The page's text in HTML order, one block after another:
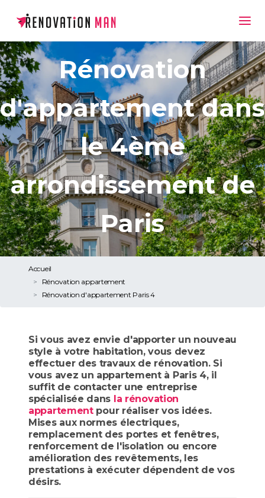
Rénovation
d'appartement dans
le 4ème
arrondissement de
Paris
Accueil
Rénovation appartement
Rénovation d'appartement Paris 4
Si vous avez envie d'apporter un nouveau
style à votre habitation, vous devez
effectuer des travaux de rénovation. Si
vous avez un appartement à Paris 4, il
suffit de contacter une entreprise
spécialisée dans la rénovation
appartementpour réaliser vos idées.
Mises aux normes électriques,
remplacement des portes et fenêtres,
renforcement de l'isolation ou encore
amélioration des revêtements, les
prestations à exécuter dépendent de vos
désirs.